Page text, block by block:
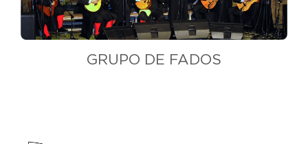
GRUPO DE FADOS